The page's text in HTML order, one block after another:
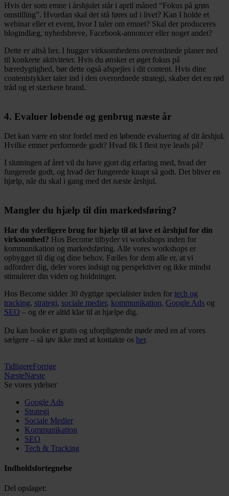
Hvis der som emne i årshjulet står i april måned “Fokus på grøn
omstilling”. Hvordan skal det stå føres ud i livet? Kan I holde et
webinar eller et event, hvor I taler om emnet? Skal der produceres
blogindlæg, nyhedsbreve, Facebook-annoncer eller noget andet?
Dette er altså her, I hugger virksomhedens overordnede planer ned
til konkrete aktiviteter. Hvis du ønsker et øget fokus på
bæredygtighed, bør dette også afspejles i dit content. Hvis dine
contentstykker taler ind i den overordnede strategi, skaber det en rød
tråd og et stærkere brand.
4. Evaluer løbende og genbrug næste år
Det kan være en stor fordel med en løbende evaluering af dit årshjul.
Hvilke emner performede godt? Hvad fik I flest nye leads på?
I slutningen af året vil du have gjort dig erfaring med, hvad der
fungerede godt, og hvad der fungerede knapt så godt. Det bliver en
hjælp, når du skal i gang med det næste årshjul.
Mangler du hjælp til din markedsføring?
Har du yderligere brug for hjælp til at lave et årshjul for din
virksomhed? Hos Become tilbyder vi workshops inden for
kommunikation og markedsføring. Alle vores workshops er
opbygget til dig og dine behov. Fælles for dem alle er, at vi
udfordrer dig, deler vores indsigt og perspektiver og ikke mindst
stimulerer din viden og holdninger.
Hos Become sidder 30 dygtige specialister inden for tech og
tracking, strategi, sociale medier, kommunikation, Google Ads og
SEO – og de er altid klar til at hjælpe dig.
Du kan booke et gratis og uforpligtende møde med en af vores
sælgere – så tøv ikke med at kontakte os her.
TidligereForrige
NæsteNæste
Se vores ydelser
Google Ads
Strategi
Sociale Medier
Kommunikation
SEO
Tech & Tracking
Indholdsfortegnelse
Del opslaget: